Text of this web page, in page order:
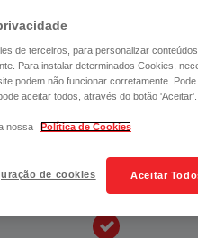
TURISMO
O SEU NEGÓCIO NÃO
de terceiros, para personalizar
Para instalar determinados Cookies,
podem não funcionar corretamente.
aceitar todos, através do botão 'Aceitar'.
nossa Política de Cookies
Aceitar
de cookies